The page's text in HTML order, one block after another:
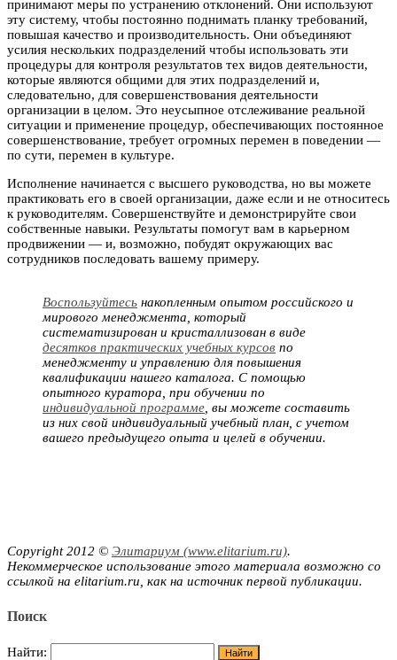
принимают меры по устранению отклонений. Они используют
эту систему, чтобы постоянно поднимать планку требований,
повышая качество и производительность. Они объединяют
усилия нескольких подразделений чтобы использовать эти
процедуры для контроля результатов тех видов деятельности,
которые являются общими для этих подразделений и,
следовательно, для совершенствования деятельности
организации в целом. Это неусыпное отслеживание реальной
ситуации и применение процедур, обеспечивающих постоянное
совершенствование, требует огромных перемен в поведении —
по сути, перемен в культуре.
Исполнение начинается с высшего руководства, но вы можете
практиковать его в своей организации, даже если и не относитесь
к руководителям. Совершенствуйте и демонстрируйте свои
собственные навыки. Результаты помогут вам в карьерном
продвижении — и, возможно, побудят окружающих вас
сотрудников последовать вашему примеру.
Воспользуйтесь накопленным опытом российского и
мирового менеджмента, который
систематизирован и кристаллизован в виде
десятков практических учебных курсов по
менеджменту и управлению для повышения
квалификации нашего каталога. С помощью
опытного куратора, при обучении по
индивидуальной программе, вы можете составить
из них свой индивидуальный учебный план, с учетом
вашего предыдущего опыта и целей в обучении.
Copyright 2012 © Элитариум (www.elitarium.ru).
Некоммерческое использование этого материала возможно со
ссылкой на elitarium.ru, как на источник первой публикации.
Поиск
Найти: